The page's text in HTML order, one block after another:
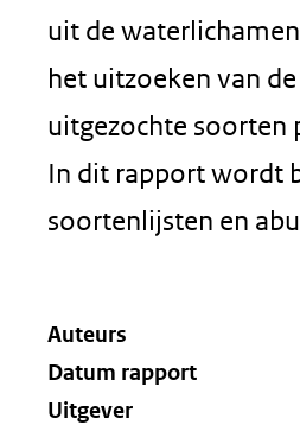
uit de
het uitzoeken van
uitgezochte soorten
In dit rapport wordt
soortenlijsten en
Auteurs
Datum rapport
Uitgever